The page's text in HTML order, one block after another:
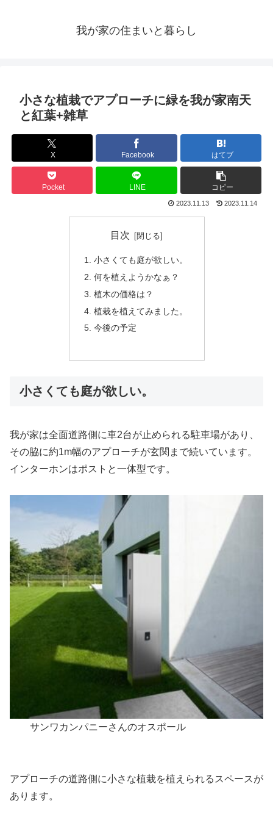
我が家の住まいと暮らし
小さな植栽でアプローチに緑を我が家南天
と紅葉+雑草
X Facebook はてブ
Pocket LINE コピー
2023.11.13 2023.11.14
目次
小さくても庭が欲しい。
何を植えようかなぁ？
植木の価格は？
植栽を植えてみました。
今後の予定
小さくても庭が欲しい。
我が家は全面道路側に車2台が止められる駐車場があり、
その脇に約1m幅のアプローチが玄関まで続いています。
インターホンはポストと一体型です。
サンワカンパニーさんのオスポール
アプローチの道路側に小さな植栽を植えられるスペースが
あります。